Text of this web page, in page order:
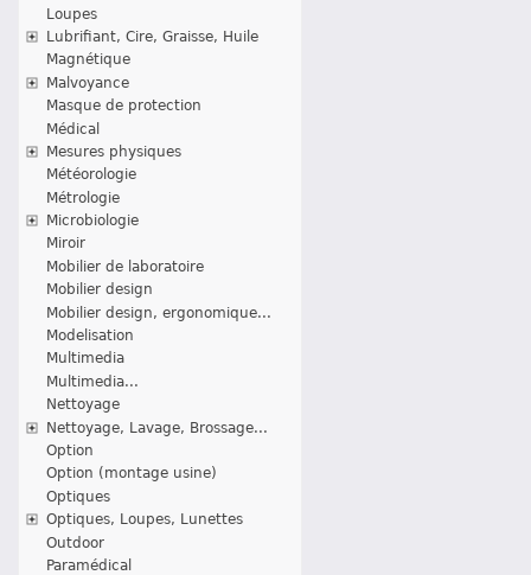
Loupes
Lubrifiant, Cire, Graisse, Huile
Magnétique
Malvoyance
Masque de protection
Médical
Mesures physiques
Météorologie
Métrologie
Microbiologie
Miroir
Mobilier de laboratoire
Mobilier design
Mobilier design, ergonomique...
Modelisation
Multimedia
Multimedia...
Nettoyage
Nettoyage, Lavage, Brossage...
Option
Option (montage usine)
Optiques
Optiques, Loupes, Lunettes
Outdoor
Paramédical